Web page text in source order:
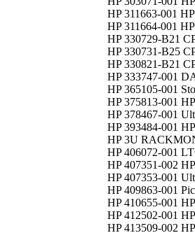
HP 311663-001
HP 311664-001
HP 330729-B21
HP 330731-B25
HP 330821-B21
HP 333747-001
HP 365105-001
HP 375813-001
HP 378467-001
HP 393484-001
HP 3U
HP 406072-001
HP 407351-002
HP 407353-001
HP 409863-001
HP 410655-001
HP 412502-001
HP 413509-002